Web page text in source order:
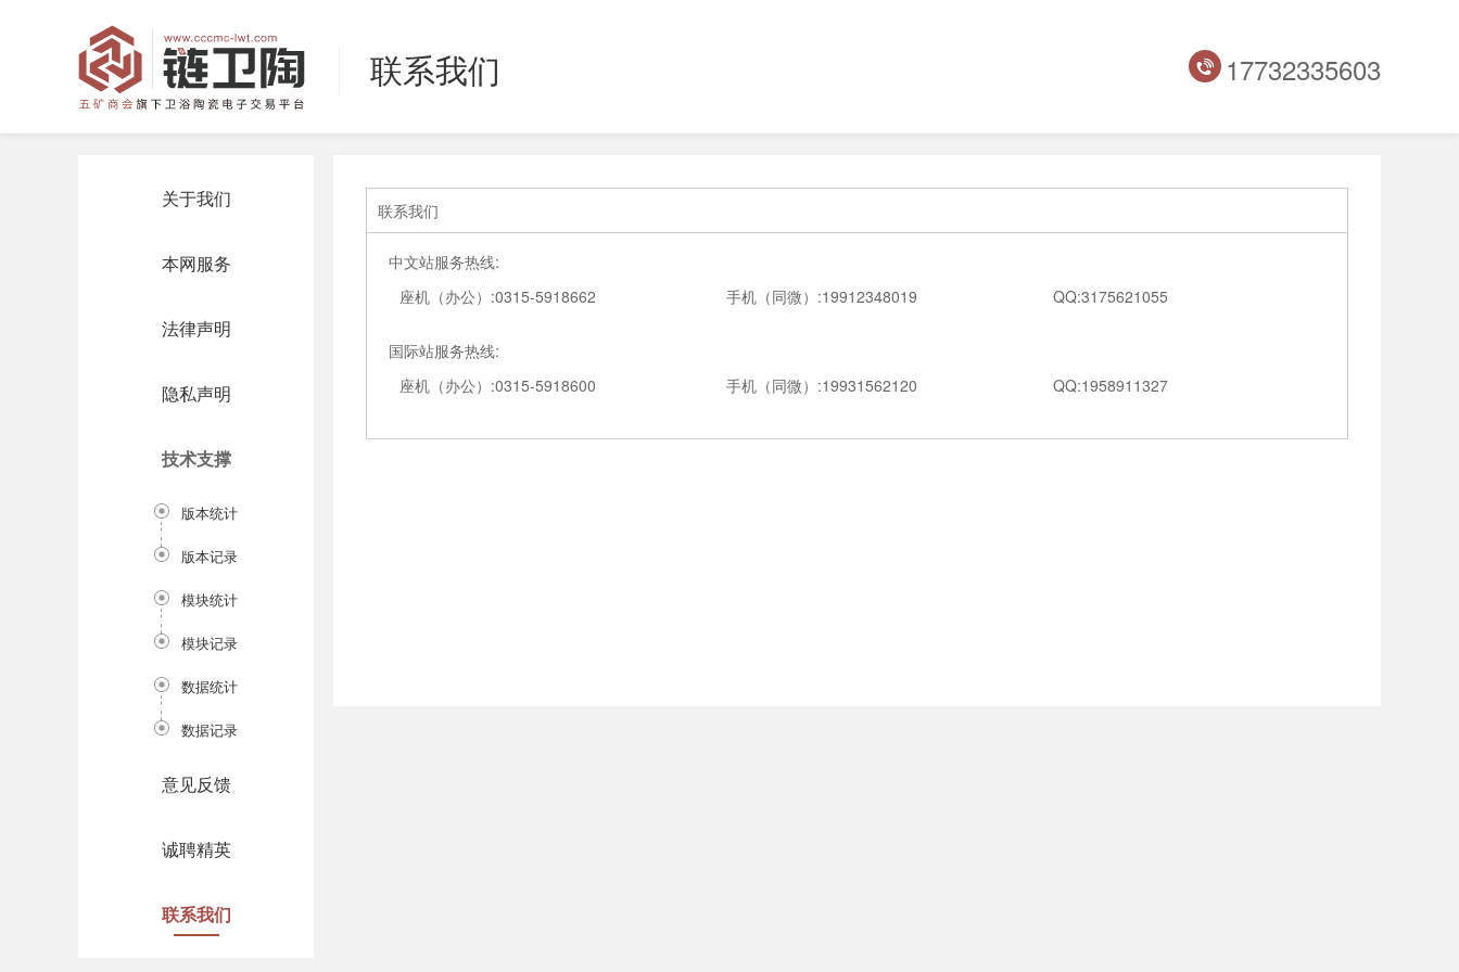
联系我们 17732335603
关于我们
本网服务
法律声明
隐私声明
技术支撑
版本统计
版本记录
模块统计
模块记录
数据统计
数据记录
意见反馈
诚聘精英
联系我们
联系我们
中文站服务热线:
座机（办公）:0315-5918662
手机（同微）:19912348019 QQ:3175621055
国际站服务热线:
座机（办公）:0315-5918600
手机（同微）:19931562120 QQ:1958911327